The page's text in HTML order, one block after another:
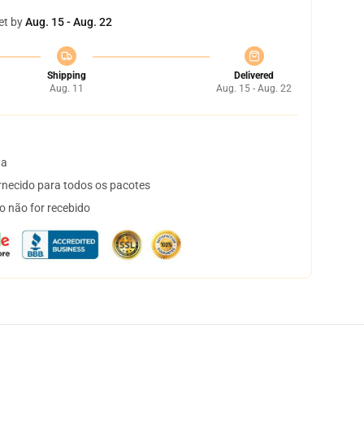
byAug. 15 - Aug. 22
Shipping
Aug. 11
Delivered
Aug. 15 - Aug. 22
para todos os pacotes
não for recebido